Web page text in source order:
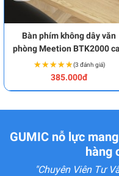
Bàn phím không dây văn
phòng Meetion BTK2000
cấp BA1896
★★★★★
★★★★★(3 đánh giá)
385.000đ
GUMIC nỗ lực
hàng
"Chuyên Viên Tư